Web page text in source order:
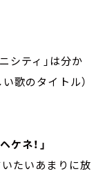
シティ」は分か
歌のタイトル）
ケネ！」
たいあまりに放